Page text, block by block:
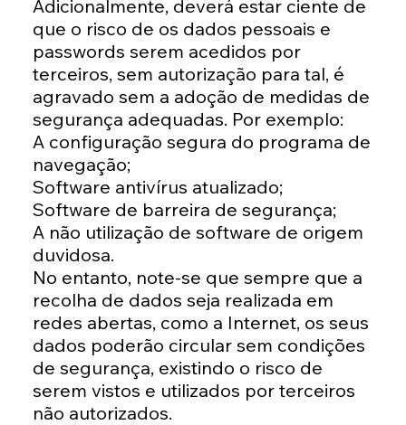
Adicionalmente, deverá estar ciente de
que o risco de os dados pessoais e
passwords serem acedidos por
terceiros, sem autorização para tal, é
agravado sem a adoção de medidas de
segurança adequadas. Por exemplo:
A configuração segura do programa de
navegação;
Software antivírus atualizado;
Software de barreira de segurança;
A não utilização de software de origem
duvidosa.
No entanto, note-se que sempre que a
recolha de dados seja realizada em
redes abertas, como a Internet, os seus
dados poderão circular sem condições
de segurança, existindo o risco de
serem vistos e utilizados por terceiros
não autorizados.